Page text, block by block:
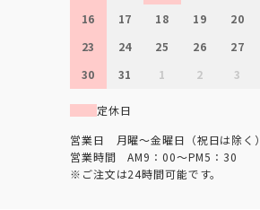
16
17 18 19 20
23
24 25 26 27
30
31 1 2 3
定休日
営業日 月曜～金曜日（祝日は除く）
営業時間 AM9：00～PM5：30
※ご注文は24時間可能です。